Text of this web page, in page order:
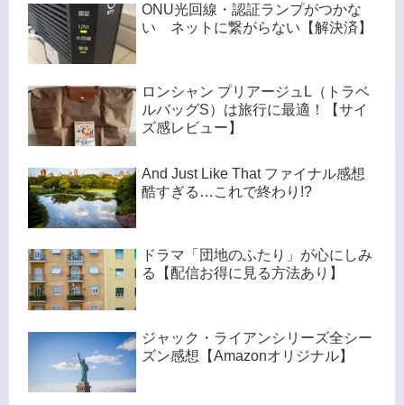
ONU光回線・認証ランプがつかな
い ネットに繋がらない【解決済】
ロンシャン プリアージュL（トラベ
ルバッグS）は旅行に最適！【サイ
ズ感レビュー】
And Just Like That ファイナル感想
酷すぎる…これで終わり!?
ドラマ「団地のふたり」が心にしみ
る【配信お得に見る方法あり】
ジャック・ライアンシリーズ全シー
ズン感想【Amazonオリジナル】